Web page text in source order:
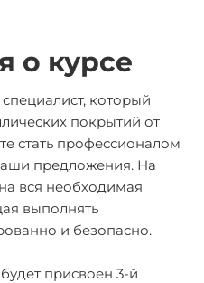
о курсе
который
покрытий от
стать профессионалом
предложения. На
вся необходимая
выполнять
и безопасно.
присвоен 3-й